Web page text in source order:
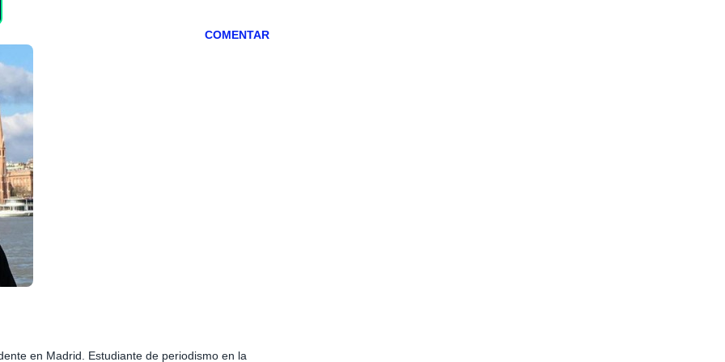
COMENTAR
en Madrid. Estudiante de periodismo en la